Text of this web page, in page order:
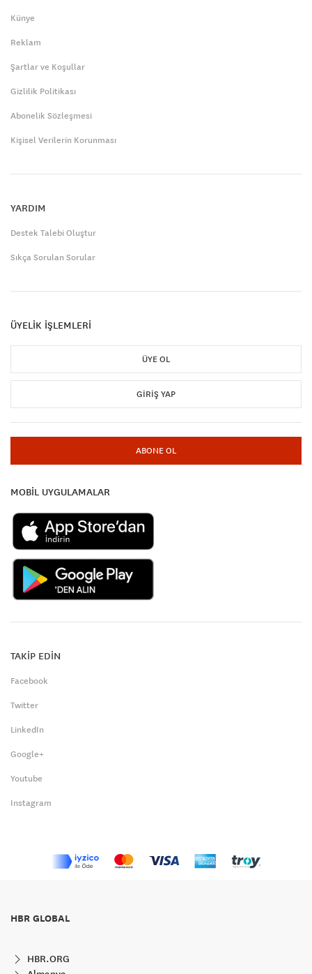
Künye
Reklam
Şartlar ve Koşullar
Gizlilik Politikası
Abonelik Sözleşmesi
Kişisel Verilerin Korunması
YARDIM
Destek Talebi Oluştur
Sıkça Sorulan Sorular
ÜYELİK İŞLEMLERİ
ÜYE OL
GIRIŞ YAP
ABONE OL
MOBİL UYGULAMALAR
TAKİP EDİN
Facebook
Twitter
LinkedIn
Google+
Youtube
Instagram
HBR GLOBAL
HBR.ORG